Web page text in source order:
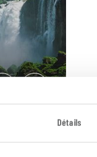
Détails